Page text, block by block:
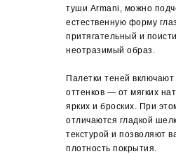
туши Armani, можно
естественную форму
притягательный и
неотразимый образ.
Палетки теней
оттенков — от мягких
ярких и броских. При
отличаются гладкой
текстурой и позволяют
плотность покрытия.